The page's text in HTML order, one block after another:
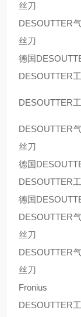
丝刀
DESOUTTER
丝刀
德国
DESOUTTER
DESOUTTER
DESOUTTER
丝刀
德国
DESOUTTER
德国
DESOUTTER
丝刀
DESOUTTER
丝刀
Fronius
DESOUTTER